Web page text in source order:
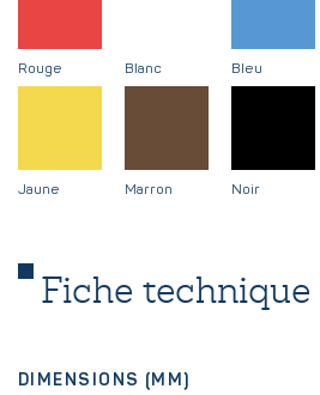
Rouge Blanc Bleu
Jaune Marron Noir
Fiche technique
DIMENSIONS (MM)